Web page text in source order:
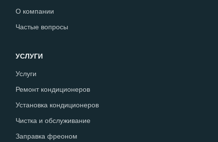
О компании
Частые вопросы
УСЛУГИ
Услуги
Ремонт кондиционеров
Установка кондиционеров
Чистка и обслуживание
Заправка фреоном